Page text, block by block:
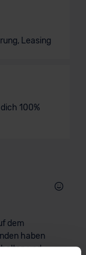
Leasing
100%
dem
haben
und